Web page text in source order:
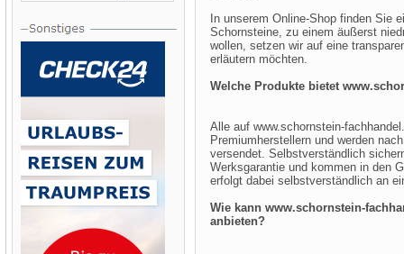
In unserem Online-Shop finden Sie
Schornsteine, zu einem äußerst
wollen, setzen wir auf eine
erläutern möchten.
Welche Produkte bietet
Alle auf www.schornstein-
Premiumherstellern und werden
versendet. Selbstverständlich
Werksgarantie und kommen in den
erfolgt dabei selbstverständlich an
Wie kann www.schornstein-
anbieten?